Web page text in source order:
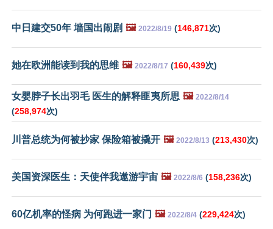
中日建交50年 墙国出闹剧 🖼️ 2022/8/19 (146,871次)
她在欧洲能读到我的思维 🖼️ 2022/8/17 (160,439次)
女婴脖子长出羽毛 医生的解释匪夷所思 🖼️ 2022/8/14
(258,974次)
川普总统为何被抄家 保险箱被撬开 🖼️ 2022/8/13 (213,430次)
美国资深医生：天使伴我遨游宇宙 🖼️ 2022/8/6 (158,236次)
60亿机率的怪病 为何跑进一家门 🖼️ 2022/8/4 (229,424次)